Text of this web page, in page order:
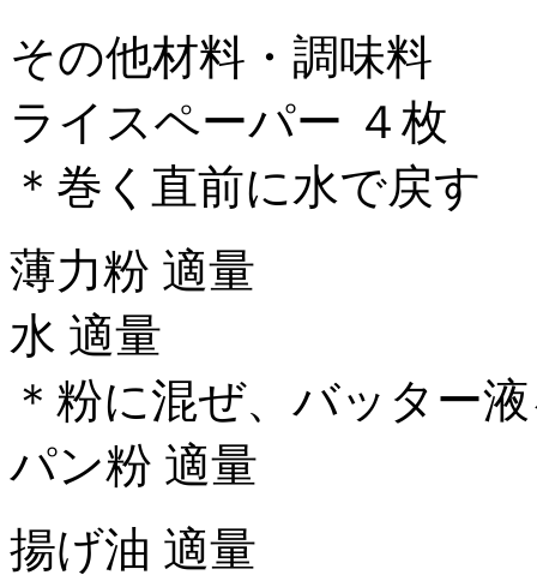
その他材料・調味料
ライスペーパー ４枚
＊巻く直前に水で戻す
薄力粉 適量
水 適量
＊粉に混ぜ、バッター
パン粉 適量
揚げ油 適量